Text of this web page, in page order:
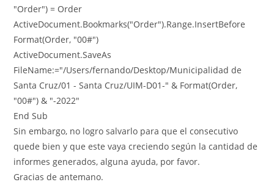
"Order") = Order
ActiveDocument.Bookmarks("Order").Range.InsertBefore
Format(Order, "00#")
ActiveDocument.SaveAs
FileName:="/Users/fernando/Desktop/Municipalidad de
Santa Cruz/01 - Santa Cruz/UIM-D01-" & Format(Order,
"00#") & "-2022"
End Sub
Sin embargo, no logro salvarlo para que el consecutivo
quede bien y que este vaya creciendo según la cantidad de
informes generados, alguna ayuda, por favor.
Gracias de antemano.